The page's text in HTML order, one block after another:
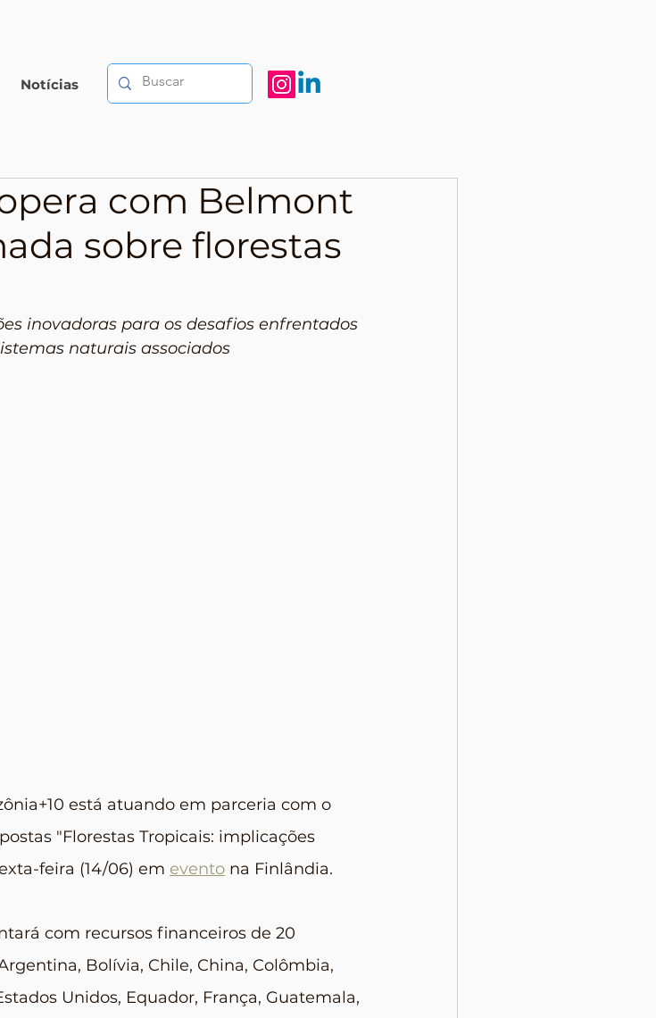
Notícias
com Belmont
sobre florestas
inovadoras para os desafios enfrentados
naturais associados
está atuando em parceria com o
"Florestas Tropicais: implicações
feira (14/06) em evento na Finlândia.
com recursos financeiros de 20
Bolívia, Chile, China, Colômbia,
Unidos, Equador, França, Guatemala,